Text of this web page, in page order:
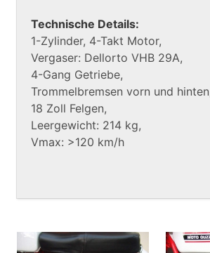
Technische Details:
1-Zylinder, 4-Takt Motor,
Vergaser: Dellorto VHB 29A,
4-Gang Getriebe,
Trommelbremsen vorn und
18 Zoll Felgen,
Leergewicht: 214 kg,
Vmax: >120 km/h